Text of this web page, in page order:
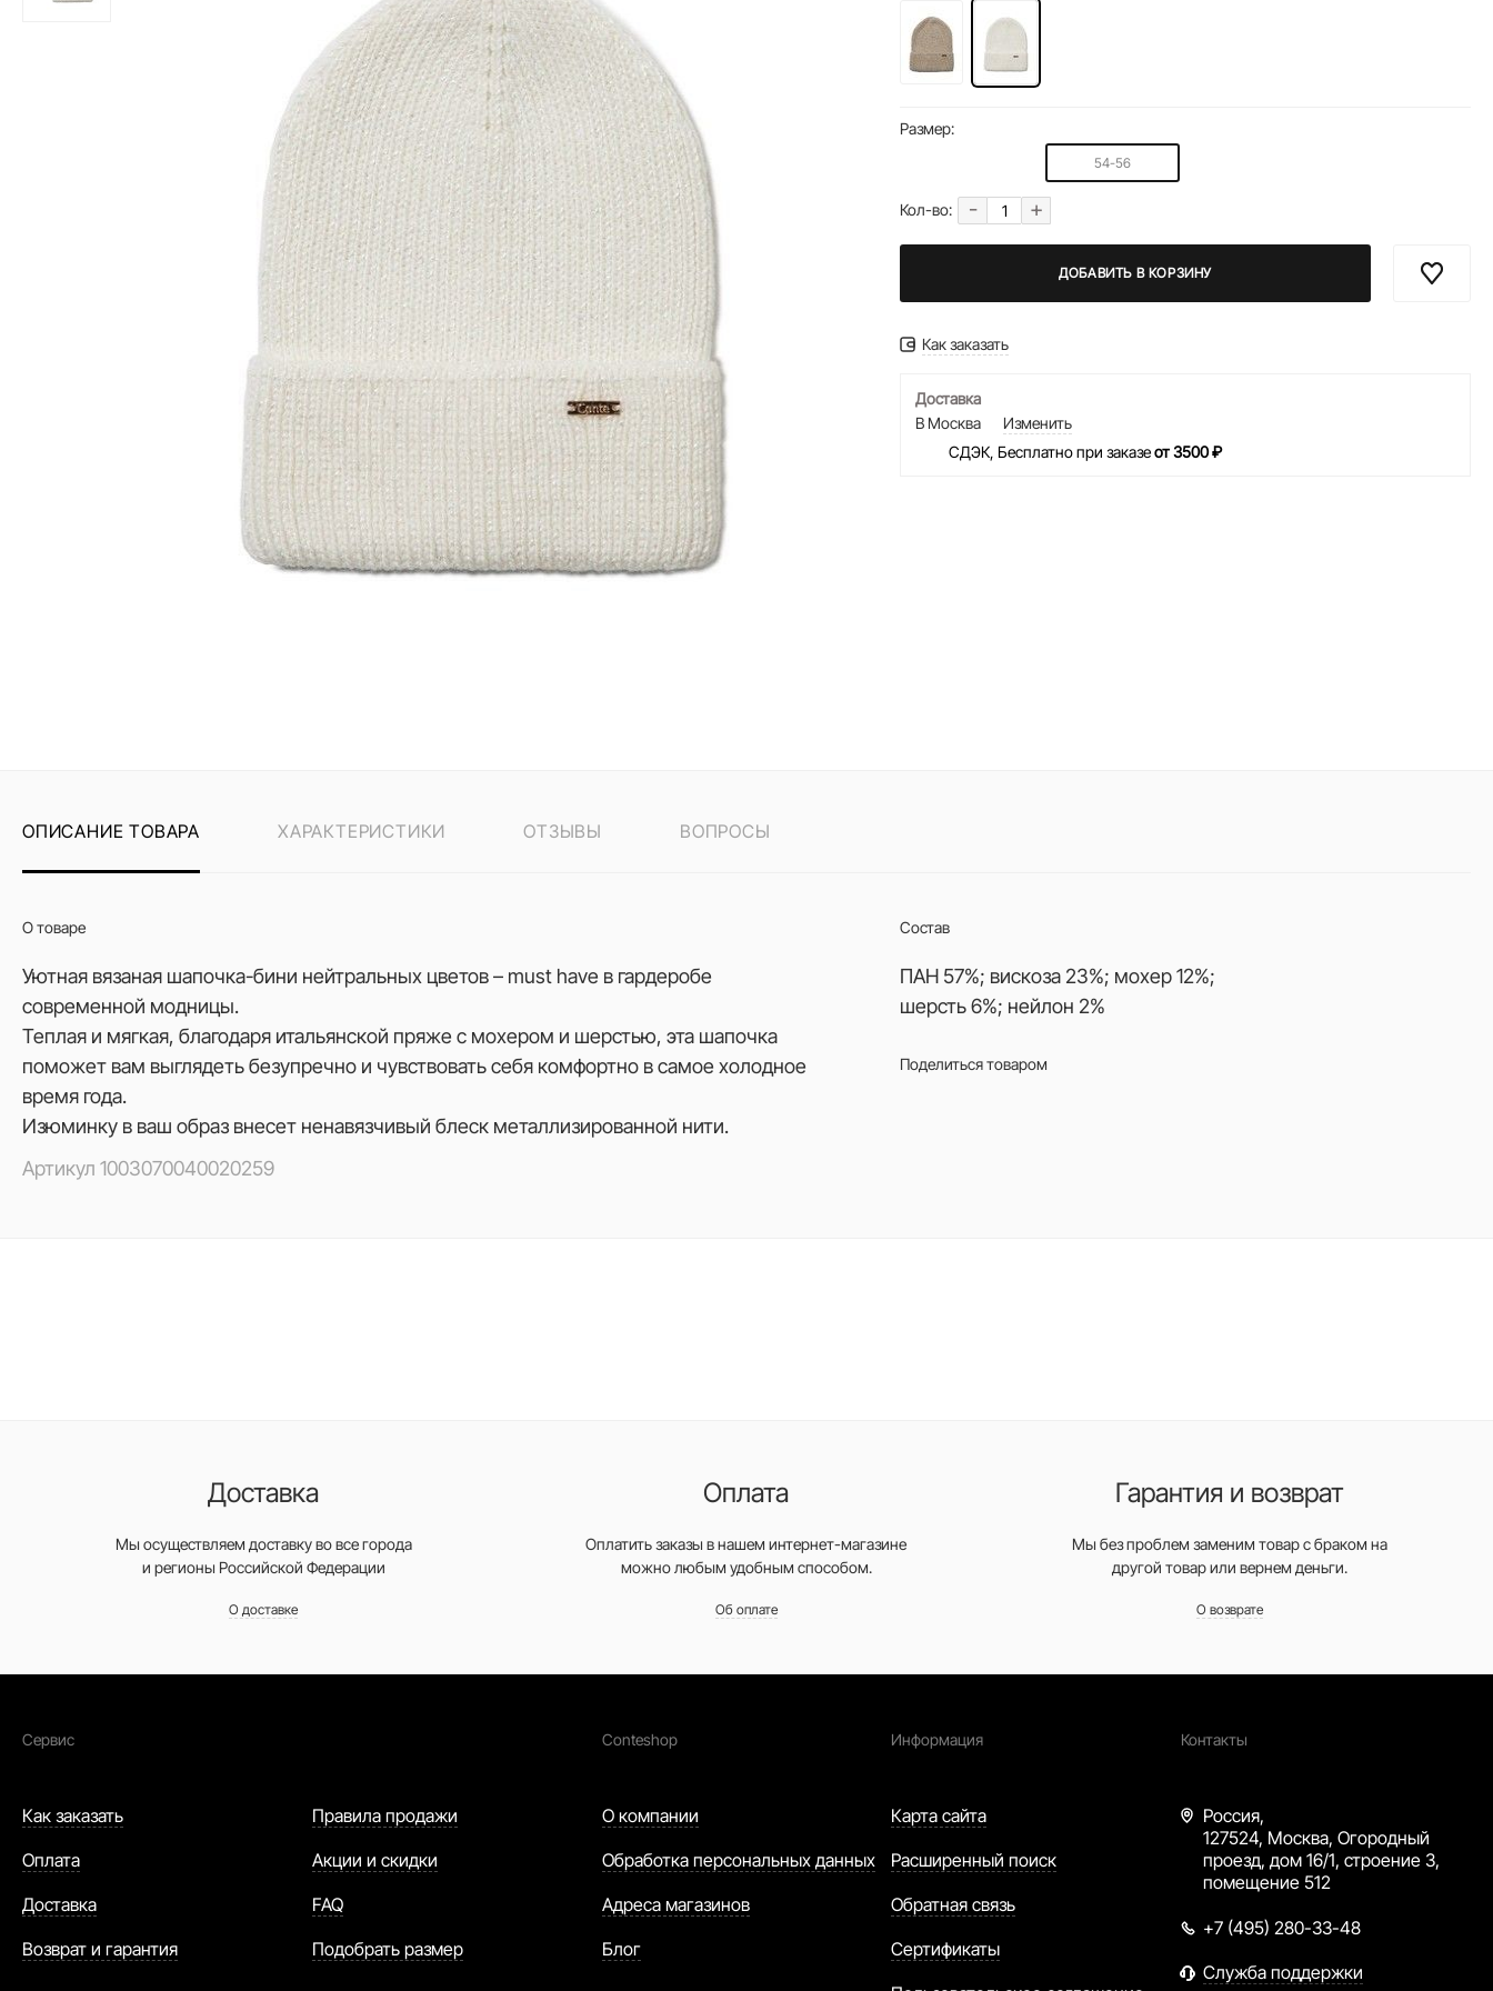
Размер:
54-56
Кол-во: - +
ДОБАВИТЬ В КОРЗИНУ
Как заказать
Доставка
В Москва
Изменить
СДЭК, Бесплатно при заказеот 3500 ₽
ОПИСАНИЕ ТОВАРА ХАРАКТЕРИСТИКИ ОТЗЫВЫ ВОПРОСЫ
О товаре
Уютная вязаная шапочка-бини нейтральных цветов – must have в гардеробе
современной модницы.
Теплая и мягкая, благодаря итальянской пряже с мохером и шерстью, эта шапочка
поможет вам выглядеть безупречно и чувствовать себя комфортно в самое холодное
время года.
Изюминку в ваш образ внесет ненавязчивый блеск металлизированной нити.
Артикул 1003070040020259
Состав
ПАН 57%; вискоза 23%; мохер 12%;
шерсть 6%; нейлон 2%
Поделиться товаром
Доставка
Мы осуществляем доставку во все города
и регионы Российской Федерации
О доставке
Оплата
Оплатить заказы в нашем интернет-магазине
можно любым удобным способом.
Об оплате
Гарантия и возврат
Мы без проблем заменим товар с браком на
другой товар или вернем деньги.
О возврате
Сервис
Как заказать
Оплата
Доставка
Возврат и гарантия
Правила продажи
Акции и скидки
FAQ
Подобрать размер
Conteshop
О компании
Обработка персональных данных
Адреса магазинов
Блог
Информация
Карта сайта
Расширенный поиск
Обратная связь
Сертификаты
Контакты
Россия,
127524, Москва, Огородный
проезд, дом 16/1, строение 3,
помещение 512
+7 (495) 280-33-48
Служба поддержки